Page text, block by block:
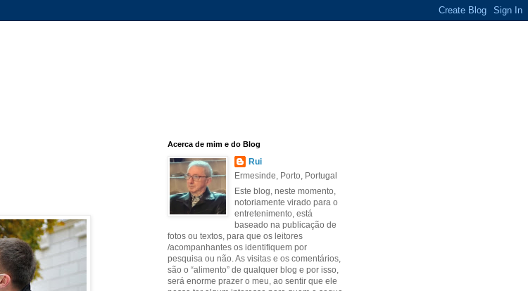
Acerca de mim e do Blog
Rui
Ermesinde, Porto, Portugal
Este blog, neste momento,
notoriamente virado para o
entretenimento, está
baseado na publicação de
fotos ou textos, para que os leitores
/acompanhantes os identifiquem por
pesquisa ou não. As visitas e os comentários,
são o “alimento” de qualquer blog e por isso,
será enorme prazer o meu, ao sentir que ele